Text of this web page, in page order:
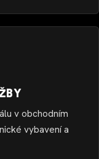
v obchodním
vybavení a